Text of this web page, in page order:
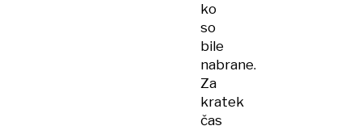
ko
so
bile
nabrane.
Za
kratek
čas